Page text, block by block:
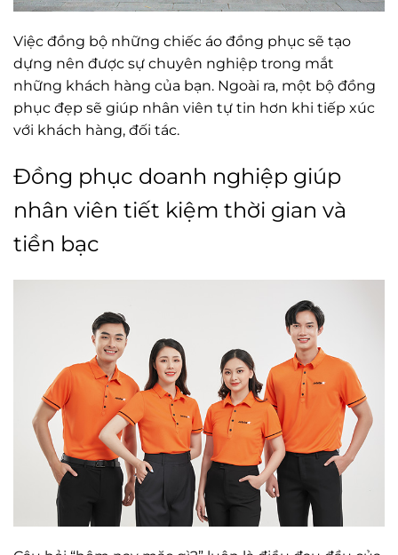
Việc đồng bộ những chiếc áo đồng phục sẽ tạo
dựng nên được sự chuyên nghiệp trong mắt
những khách hàng của bạn. Ngoài ra, một bộ đồng
phục đẹp sẽ giúp nhân viên tự tin hơn khi tiếp xúc
với khách hàng, đối tác.
Đồng phục doanh nghiệp giúp
nhân viên tiết kiệm thời gian và
tiền bạc